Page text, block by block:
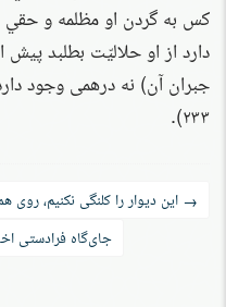
کس به گردن او مظلمه و حقي
دارد از او حلاليّت بطلبد پيش
۲۳۳).
راه‌بری
→ این دیوار را کلنگی نکنیم،
جای‌گاه فرادستی